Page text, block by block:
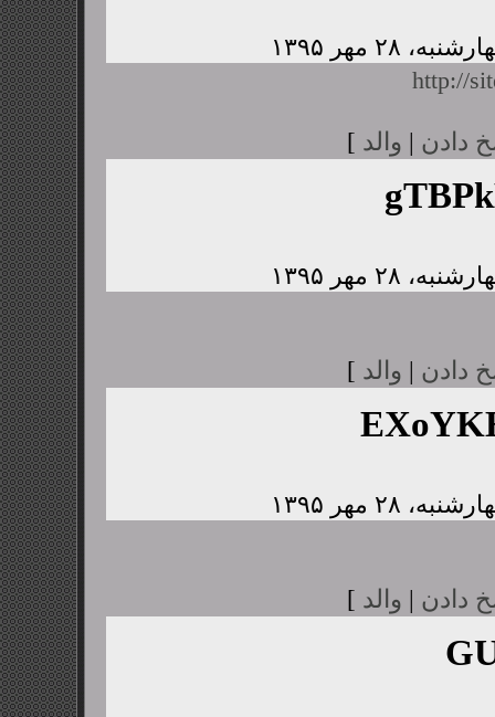
http://
دادن | والد ]
دادن | والد ]
دادن | والد ]